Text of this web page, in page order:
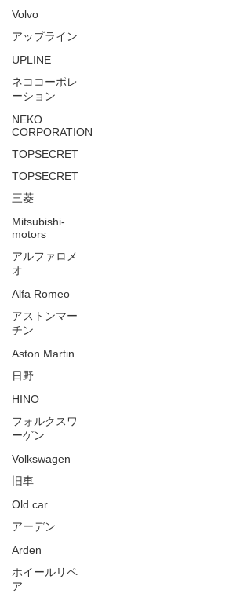
Volvo
アップライン
UPLINE
ネココーポレ
ーション
NEKO
CORPORATION
TOPSECRET
TOPSECRET
三菱
Mitsubishi-
motors
アルファロメ
オ
Alfa Romeo
アストンマー
チン
Aston Martin
日野
HINO
フォルクスワ
ーゲン
Volkswagen
旧車
Old car
アーデン
Arden
ホイールリペ
ア